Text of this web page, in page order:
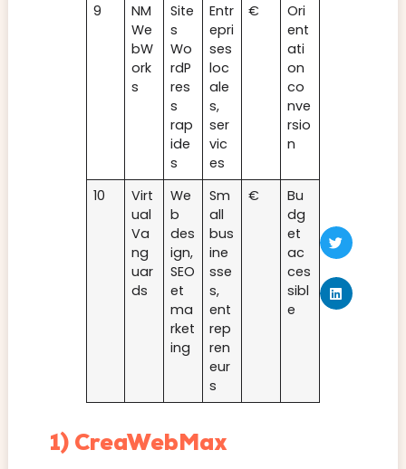
9
NM
We
bW
ork
s
Site
s
Wo
rdP
res
s
rap
ide
s
Entr
epri
ses
loc
ale
s,
ser
vic
es
€
Ori
ent
ati
on
co
nve
rsio
n
10
Virt
ual
Va
ng
uar
ds
We
b
des
ign,
SEO
et
ma
rket
ing
Sm
all
bus
ine
sse
s,
ent
rep
ren
eur
s
€
Bu
dg
et
ac
ces
sibl
e
1) CreaWebMax